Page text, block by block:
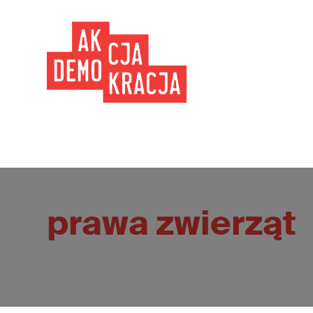
prawa zwierząt